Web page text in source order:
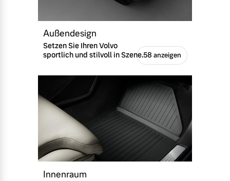
Außendesign
Setzen Sie Ihren Volvo
sportlich und stilvoll in Szene.58 anzeigen
Innenraum